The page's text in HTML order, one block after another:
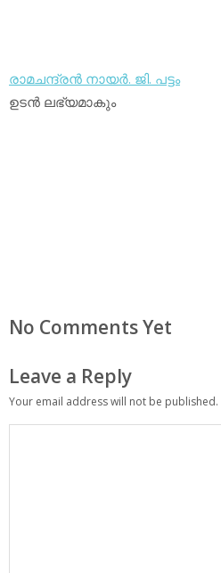
രാമചന്ദ്രന്‍ നായര്‍. ജി. പട്ടം
ഉടന്‍ ലഭ്യമാകും
No Comments Yet
Leave a Reply
Your email address will not be published.